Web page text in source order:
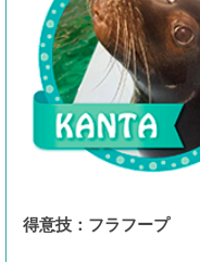
得意技：フラフープ